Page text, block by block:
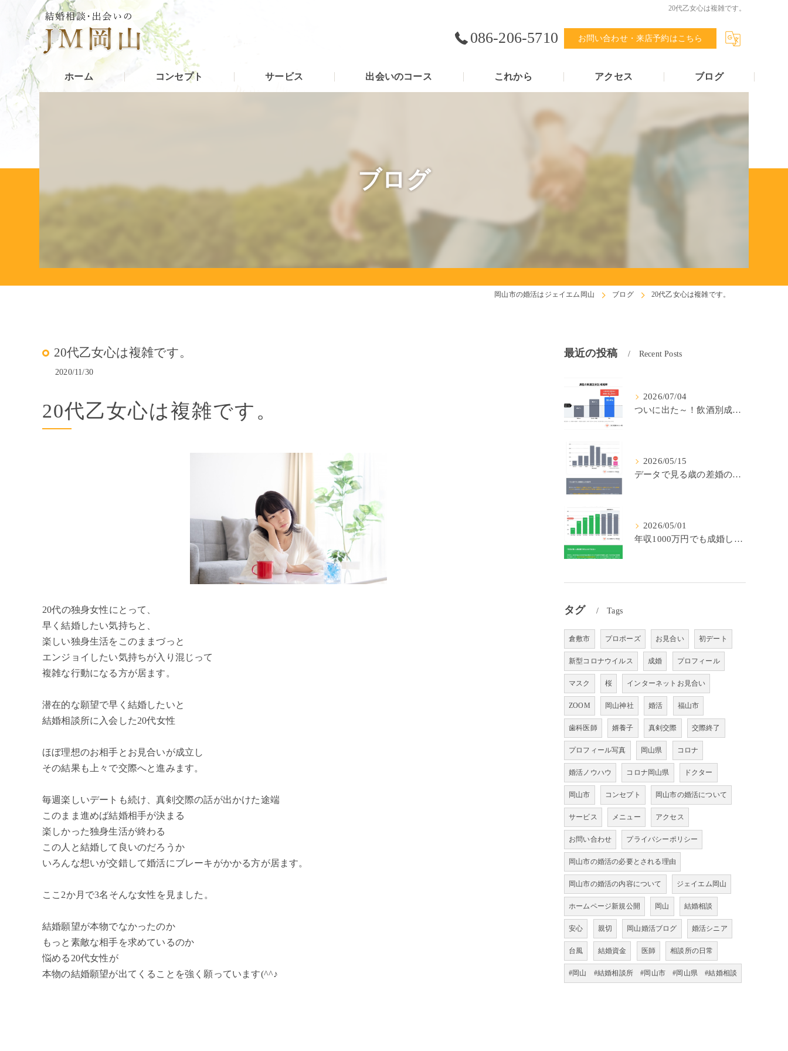
20代乙女心は複雑です。
086-206-5710 お問い合わせ・来店予約はこちら
ホーム コンセプト サービス 出会いのコース これから アクセス ブログ
ブログ
岡山市の婚活はジェイエム岡山 ブログ 20代乙女心は複雑です。
20代乙女心は複雑です。
2020/11/30
20代乙女心は複雑です。
20代の独身女性にとって、
早く結婚したい気持ちと、
楽しい独身生活をこのままづっと
エンジョイしたい気持ちが入り混じって
複雑な行動になる方が居ます。
潜在的な願望で早く結婚したいと
結婚相談所に入会した20代女性
ほぼ理想のお相手とお見合いが成立し
その結果も上々で交際へと進みます。
毎週楽しいデートも続け、真剣交際の話が出かけた途端
このまま進めば結婚相手が決まる
楽しかった独身生活が終わる
この人と結婚して良いのだろうか
いろんな想いが交錯して婚活にブレーキがかかる方が居ます。
ここ2か月で3名そんな女性を見ました。
結婚願望が本物でなかったのか
もっと素敵な相手を求めているのか
悩める20代女性が
本物の結婚願望が出てくることを強く願っています(^^♪
最近の投稿 Recent Posts
2026/07/04
ついに出た～！飲酒別成婚率(IBJ)！
2026/05/15
データで見る歳の差婚の確率の低さ。
2026/05/01
年収1000万円でも成婚しやすいとは限らない? 「年収帯別の成婚率」のリアル
タグ Tags
倉敷市 プロポーズ お見合い 初デート
新型コロナウイルス 成婚 プロフィール
マスク 桜 インターネットお見合い
ZOOM 岡山神社 婚活 福山市
歯科医師 婿養子 真剣交際 交際終了
プロフィール写真 岡山県 コロナ
婚活ノウハウ コロナ岡山県 ドクター
岡山市 コンセプト 岡山市の婚活について
サービス メニュー アクセス
お問い合わせ プライバシーポリシー
岡山市の婚活の必要とされる理由
岡山市の婚活の内容について ジェイエム岡山
ホームページ新規公開 岡山 結婚相談
安心 親切 岡山婚活ブログ 婚活シニア
台風 結婚資金 医師 相談所の日常
#岡山 #結婚相談所 #岡山市 #岡山県 #結婚相談